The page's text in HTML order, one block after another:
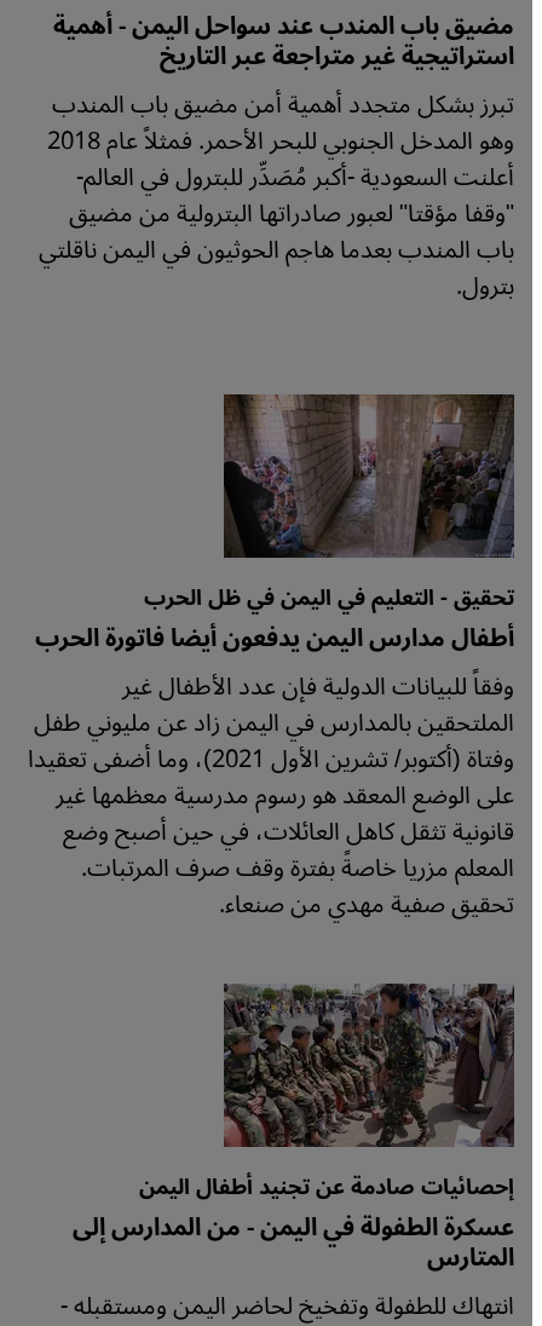
مضيق باب المندب عند سواحل اليمن - أهمية
استراتيجية غير متراجعة عبر التاريخ
تبرز بشكل متجدد أهمية أمن مضيق باب المندب
وهو المدخل الجنوبي للبحر الأحمر. فمثلاً عام 2018
أعلنت السعودية -أكبر مُصَدِّر للبترول في العالم-
"وقفا مؤقتا" لعبور صادراتها البترولية من مضيق
باب المندب بعدما هاجم الحوثيون في اليمن ناقلتي
بترول.
تحقيق - التعليم في اليمن في ظل الحرب
أطفال مدارس اليمن يدفعون أيضا فاتورة الحرب
وفقاً للبيانات الدولية فإن عدد الأطفال غير
الملتحقين بالمدارس في اليمن زاد عن مليوني طفل
وفتاة (أكتوبر/ تشرين الأول 2021)، وما أضفى تعقيدا
على الوضع المعقد هو رسوم مدرسية معظمها غير
قانونية تثقل كاهل العائلات، في حين أصبح وضع
المعلم مزريا خاصةً بفترة وقف صرف المرتبات.
تحقيق صفية مهدي من صنعاء.
إحصائيات صادمة عن تجنيد أطفال اليمن
عسكرة الطفولة في اليمن - من المدارس إلى
المتارس
انتهاك للطفولة وتفخيخ لحاضر اليمن ومستقبله -